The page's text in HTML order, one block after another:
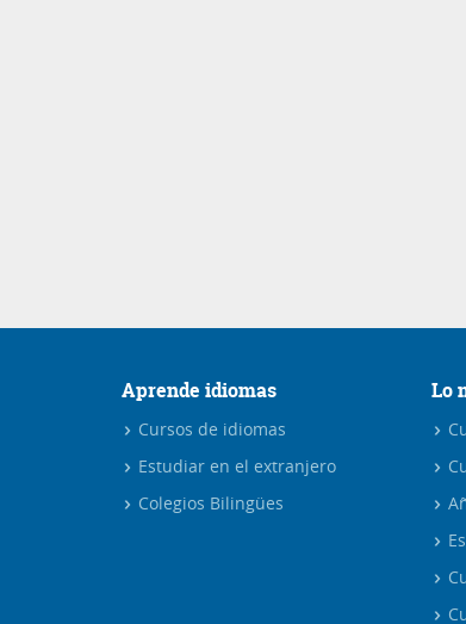
Aprende idiomas
Cursos de idiomas
Estudiar en el extranjero
Colegios Bilingües
Lo